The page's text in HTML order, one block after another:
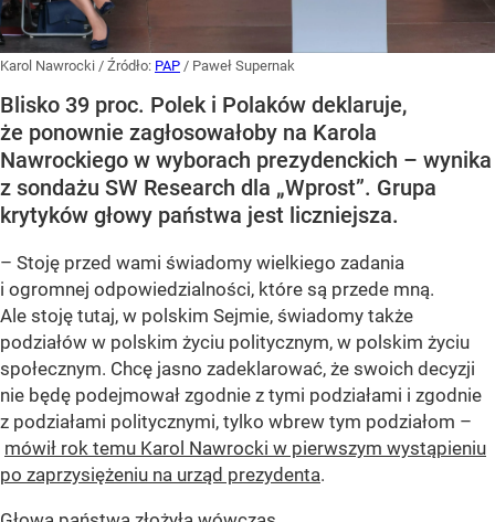
Karol Nawrocki / Źródło: PAP / Paweł Supernak
Blisko 39 proc. Polek i Polaków deklaruje,
że ponownie zagłosowałoby na Karola
Nawrockiego w wyborach prezydenckich – wynika
z sondażu SW Research dla „Wprost”. Grupa
krytyków głowy państwa jest liczniejsza.
– Stoję przed wami świadomy wielkiego zadania
i ogromnej odpowiedzialności, które są przede mną.
Ale stoję tutaj, w polskim Sejmie, świadomy także
podziałów w polskim życiu politycznym, w polskim życiu
społecznym. Chcę jasno zadeklarować, że swoich decyzji
nie będę podejmował zgodnie z tymi podziałami i zgodnie
z podziałami politycznymi, tylko wbrew tym podziałom –
mówił rok temu Karol Nawrocki w pierwszym wystąpieniu
po zaprzysiężeniu na urząd prezydenta.